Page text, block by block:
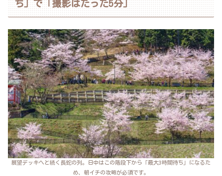
ち」で「撮影はたった5分」
展望デッキへと続く長蛇の列。日中はこの階段下から「最大3時間待ち」になるた
め、朝イチの攻略が必須です。